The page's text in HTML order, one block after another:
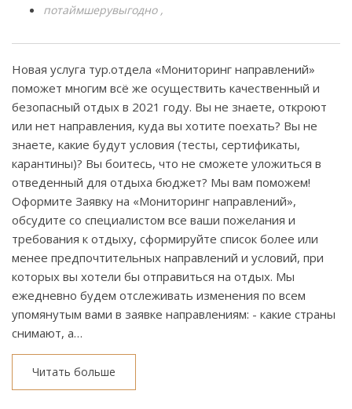
потаймшерувыгодно
Новая услуга тур.отдела «Мониторинг направлений»
поможет многим всё же осуществить качественный и
безопасный отдых в 2021 году. Вы не знаете, откроют
или нет направления, куда вы хотите поехать? Вы не
знаете, какие будут условия (тесты, сертификаты,
карантины)? Вы боитесь, что не сможете уложиться в
отведенный для отдыха бюджет? Мы вам поможем!
Оформите Заявку на «Мониторинг направлений»,
обсудите со специалистом все ваши пожелания и
требования к отдыху, сформируйте список более или
менее предпочтительных направлений и условий, при
которых вы хотели бы отправиться на отдых. Мы
ежедневно будем отслеживать изменения по всем
упомянутым вами в заявке направлениям: - какие страны
снимают, а…
Читать больше